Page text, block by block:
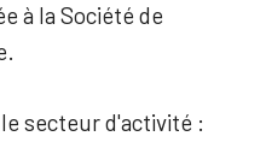
à la Société de
secteur d'activité :